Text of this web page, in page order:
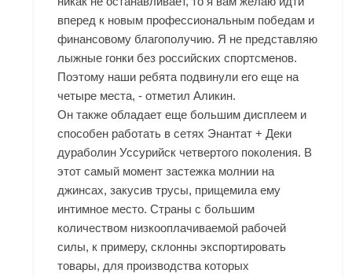
вперед к новым профессиональным победам и
финансовому благополучию. Я не представляю
лыжные гонки без российских спортсменов.
Поэтому наши ребята подвинули его еще на
четыре места, - отметил Аликин.
Он также обладает еще большим дисплеем и
способен работать в сетях Энантат + Деки
дураболин Уссурийск четвертого поколения. В
этот самый момент застежка молнии на
джинсах, закусив трусы, прищемила ему
интимное место. Страны с большим
количеством низкооплачиваемой рабочей
силы, к примеру, склонны экспортировать
товары, для производства которых